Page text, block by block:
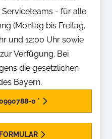
- für alle
(Montag bis Freitag,
und 12:00 Uhr sowie
Verfügung. Bei
die gesetzlichen
Bayern.
0 *